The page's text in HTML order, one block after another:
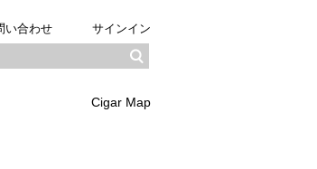
い合わせ サインイン
Cigar Map